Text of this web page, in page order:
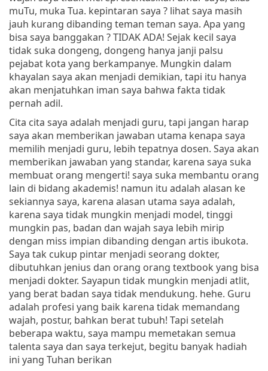
muTu, muka Tua. kepintaran saya ? lihat saya masih
jauh kurang dibanding teman teman saya. Apa yang
bisa saya banggakan ? TIDAK ADA! Sejak kecil saya
tidak suka dongeng, dongeng hanya janji palsu
pejabat kota yang berkampanye. Mungkin dalam
khayalan saya akan menjadi demikian, tapi itu hanya
akan menjatuhkan iman saya bahwa fakta tidak
pernah adil.
Cita cita saya adalah menjadi guru, tapi jangan harap
saya akan memberikan jawaban utama kenapa saya
memilih menjadi guru, lebih tepatnya dosen. Saya akan
memberikan jawaban yang standar, karena saya suka
membuat orang mengerti! saya suka membantu orang
lain di bidang akademis! namun itu adalah alasan ke
sekiannya saya, karena alasan utama saya adalah,
karena saya tidak mungkin menjadi model, tinggi
mungkin pas, badan dan wajah saya lebih mirip
dengan miss impian dibanding dengan artis ibukota.
Saya tak cukup pintar menjadi seorang dokter,
dibutuhkan jenius dan orang orang textbook yang bisa
menjadi dokter. Sayapun tidak mungkin menjadi atlit,
yang berat badan saya tidak mendukung. hehe. Guru
adalah profesi yang baik karena tidak memandang
wajah, postur, bahkan berat tubuh! Tapi setelah
beberapa waktu, saya mampu memetakan semua
talenta saya dan saya terkejut, begitu banyak hadiah
ini yang Tuhan berikan